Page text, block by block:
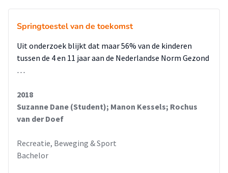
Springtoestel van de toekomst
Uit onderzoek blijkt dat maar 56% van de kinderen
tussen de 4 en 11 jaar aan de Nederlandse Norm Gezond
…
2018
Suzanne Dane (Student); Manon Kessels; Rochus
van der Doef
Recreatie, Beweging & Sport
Bachelor